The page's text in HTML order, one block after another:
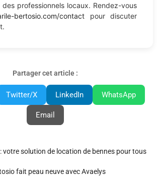
professionnels locaux. Rendez-vous
bertosio.com/contact pour discuter
Partager cet article :
Twitter/X LinkedIn WhatsApp
Email
votre solution de location de bennes pour tous
fait peau neuve avec Avaelys